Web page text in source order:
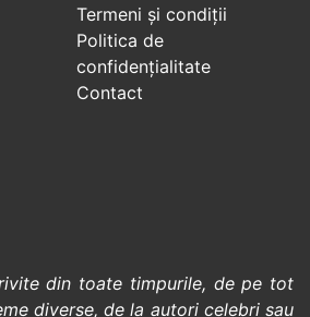
Termeni și condiții
Politica de
confidenţialitate
Contact
din toate timpurile, de pe tot
diverse, de la autori celebrisau